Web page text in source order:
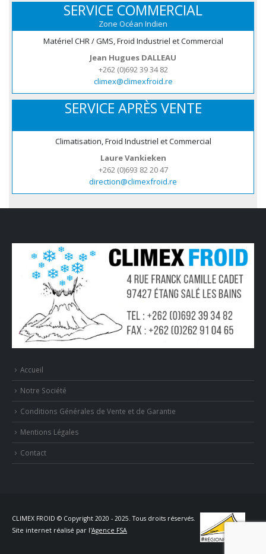
SERVICE COMMERCIAL
Zone Océan Indien
Matériel CHR / GMS, Froid Industriel et Commercial
Jean Hugues DALLEAU
+262 (0)692 39 34 82
climex@climexfroid.re
SERVICE APRÈS VENTE
Climatisation, Froid Industriel et Commercial
Laure Vankieken
+262 (0)693 82 20 47
direction@climexfroid.re
Accueil
Notre Société
Conditions Générales de Vente et de Garantie
Mentions Légales
Contact
CLIMEX FROID © Copyright 2020 - 2025. Tous droits réservés.
Site internet réalisé par l'Agence FSA